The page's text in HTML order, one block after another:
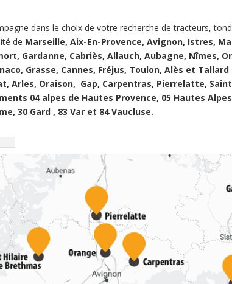
dans le choix de votre recherche de tracteurs,
de Marseille, Aix-En-Provence, Avignon, Istres,
Gardanne, Cabriès, Allauch, Aubagne, Nîmes,
Grasse, Cannes, Fréjus, Toulon, Alès et
Arles, Oraison, Gap, Carpentras, Pierrelatte,
04 alpes de Hautes Provence, 05 Hautes
30 Gard , 83 Var et 84 Vaucluse.